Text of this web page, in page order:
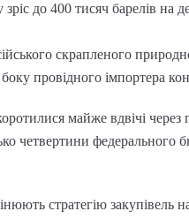
до 400 тисяч барелів
скрапленого
провідного імпортера
майже вдвічі через
четвертини федерального
стратегію закупівель